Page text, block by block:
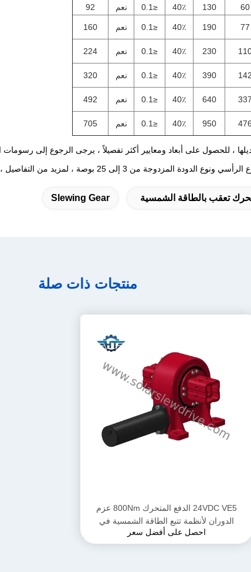
60
130 40٪ ≤0.1 نعم
92
77
190 40٪ ≤0.1 نعم
160
230 40٪ ≤0.1 نعم
224
142
390 40٪ ≤0.1 نعم
320
337
640 40٪ ≤0.1 نعم
492
476
950 40٪ ≤0.1 نعم 705
، للحصول على أبعاد ومعايير أكثر تفصيلاً ، يرجى الرجوع إلى رسومات
من التفاصيل ، يرجى الاتصال بنا للحصول على رسم المبيعات.
تعقب بالطاقة الشمسية Slewing Gear
منتجات ذات صلة
24VDC VE5 الدفع المتحرك 800Nm عزم
الدوران لأنظمة تتبع الطاقة الشمسية في
تطبيقات الحفرة البارابولية
احصل على أفضل سعر